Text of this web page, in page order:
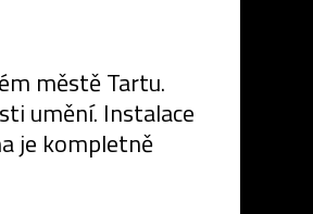
městě Tartu.
umění. Instalace
je kompletně